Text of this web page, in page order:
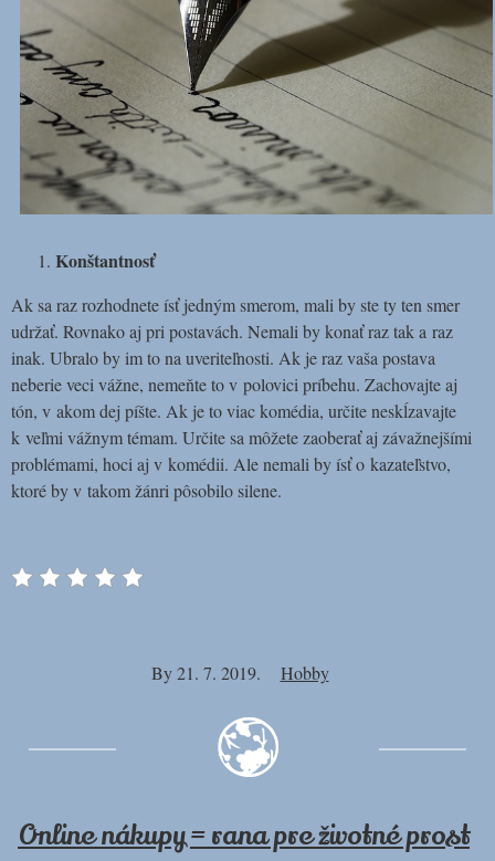
Konštantnosť
Ak sa raz rozhodnete ísť jedným smerom, mali by ste ty ten smer
udržať. Rovnako aj pri postavách. Nemali by konať raz tak a raz
inak. Ubralo by im to na uveriteľnosti. Ak je raz vaša postava
neberie veci vážne, nemeňte to v polovici príbehu. Zachovajte aj
tón, v akom dej píšte. Ak je to viac komédia, určite neskĺzavajte
k veľmi vážnym témam. Určite sa môžete zaoberať aj závažnejšími
problémami, hoci aj v komédii. Ale nemali by ísť o kazateľstvo,
ktoré by v takom žánri pôsobilo silene.
By21. 7. 2019. Hobby
Online nákupy = rana pre životné prost